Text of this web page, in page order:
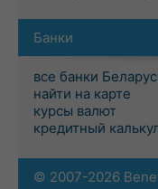
Банки
все банки
найти на карте
курсы валют
кредитный
© 2007-2026